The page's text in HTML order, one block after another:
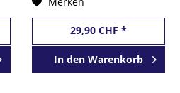
29,90 CHF *
In den Warenkorb